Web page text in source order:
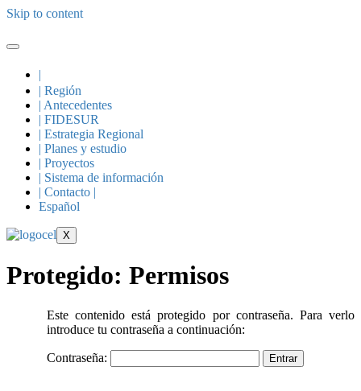
Skip to content
|
| Región
| Antecedentes
| FIDESUR
| Estrategia Regional
| Planes y estudio
| Proyectos
| Sistema de información
| Contacto |
Español
X
Protegido: Permisos
Este contenido está protegido por contraseña. Para verlo
introduce tu contraseña a continuación:
Contraseña: